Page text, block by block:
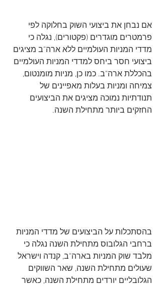
אם נבחן את ביצועי השוק בחלוקה לפי
פרמטרים מוגדרים (פקטורים), נגלה כי
מדדי המניות העולמיים ללא ארה"ב מציגים
ביצועי חסר ביחס למדדי המניות העולמיים
בהכללת ארה"ב. כמו כן, מניות מומנטום,
צמיחה ומניות בעלות מאפיינים של
תנודתיות נמוכה מציגים את הביצועים
החזקים ביותר מתחילת השנה.
בהסתכלות על הביצועים של מדדי המניות
ברחבי הגלובוס מתחילת השנה נגלה כי
מלבד שוק המניות בארה"ב, קנדה וישראל
שעולים מתחילת השנה, שאר השווקים
הגלובליים יורדים מתחילת השנה, כאשר